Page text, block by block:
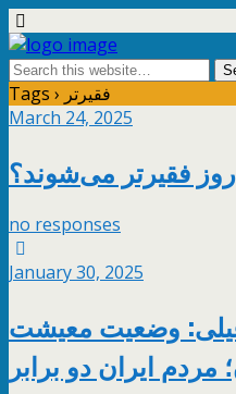
Tags › فقیرتر
March 24, 2025
فقیرتر می‌شوند؟
no responses
January 30, 2025
وضعیت معیشت
ایران دو برابر